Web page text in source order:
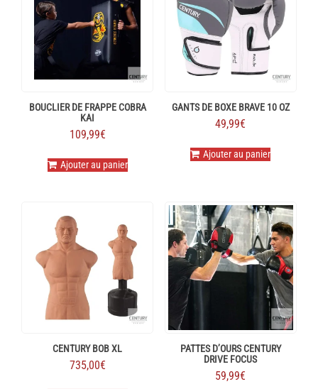
peuvent
être
page
produit
BOUCLIER DE FRAPPE COBRA
KAI
109,99€
Ajouter au panier
GANTS DE BOXE BRAVE 10 OZ
49,99€
Ajouter au panier
CENTURY BOB XL
735,00€
PATTES D’OURS CENTURY
DRIVE FOCUS
59,99€